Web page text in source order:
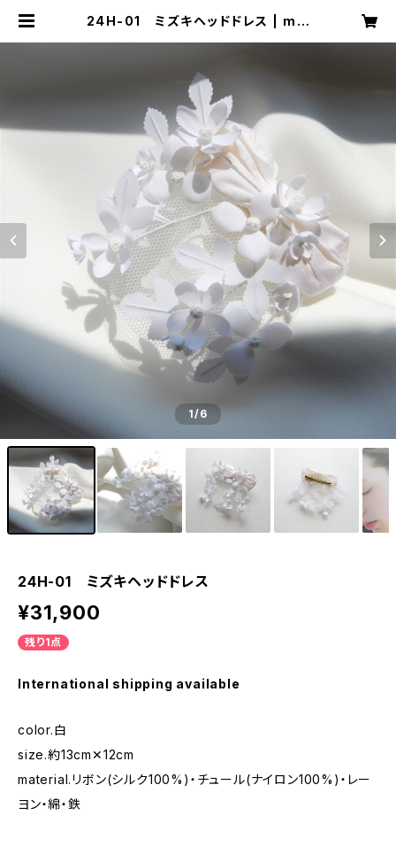
24H-01 ミズキヘッドドレス | mik
1/6
24H-01 ミズキヘッドドレス
¥31,900
残り1点
International shipping available
color.白
size.約13cm✕12cm
material.リボン(シルク100%)・チュール(ナイロン100%)・レー
ヨン・綿・鉄